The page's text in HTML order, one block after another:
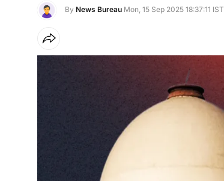
By News Bureau Mon, 15 Sep 2025 18:37:11 IST